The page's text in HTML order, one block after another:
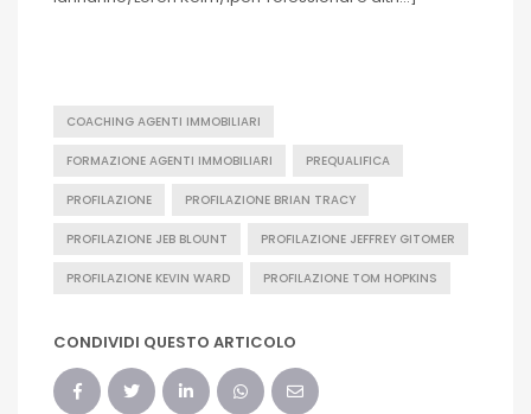
COACHING AGENTI IMMOBILIARI
FORMAZIONE AGENTI IMMOBILIARI PREQUALIFICA
PROFILAZIONE PROFILAZIONE BRIAN TRACY
PROFILAZIONE JEB BLOUNT PROFILAZIONE JEFFREY GITOMER
PROFILAZIONE KEVIN WARD PROFILAZIONE TOM HOPKINS
CONDIVIDI QUESTO ARTICOLO